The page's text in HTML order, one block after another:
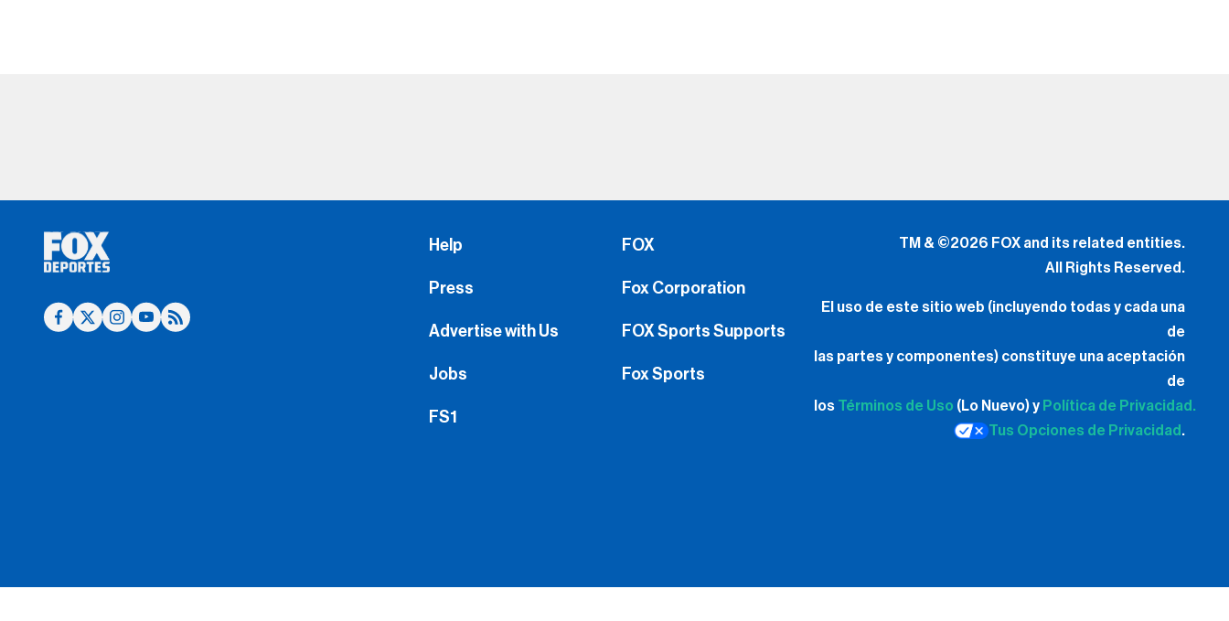
Help
Press
Advertise with Us
Jobs
FS1
FOX
Fox Corporation
FOX Sports Supports
Fox Sports
TM & ©2026 FOX and its related entities.
All Rights Reserved.
El uso de este sitio web (incluyendo todas y cada una
de
las partes y componentes) constituye una aceptación
de
los Términos de Uso (Lo Nuevo) y Política de Privacidad.
Tus Opciones de Privacidad .